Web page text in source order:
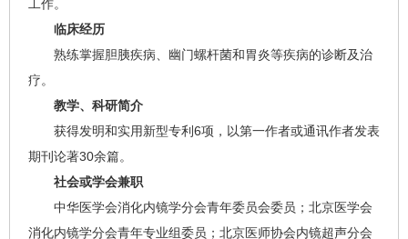
工作。
临床经历
熟练掌握胆胰疾病、幽门螺杆菌和胃炎等疾病的诊断及治
疗。
教学、科研简介
获得发明和实用新型专利6项，以第一作者或通讯作者发表
期刊论著30余篇。
社会或学会兼职
中华医学会消化内镜学分会青年委员会委员；北京医学会
消化内镜学分会青年专业组委员；北京医师协会内镜超声分会